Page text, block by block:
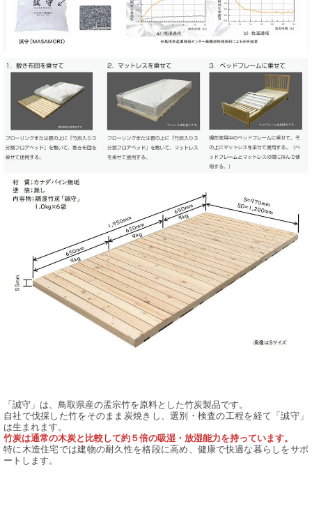
「誠守」は、鳥取県産の孟宗竹を原料とした竹炭製品です。
自社で伐採した竹をそのまま炭焼きし、選別・検査の工程を経て「誠守」
は生まれます。
竹炭は通常の木炭と比較して約５倍の吸湿・放湿能力を持っています。
特に木造住宅では建物の耐久性を格段に高め、健康で快適な暮らしをサポ
ートします。